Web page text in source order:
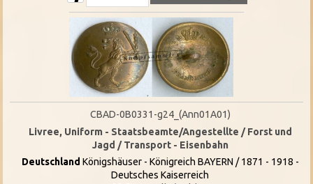
CBAD-0B0331-g24_(Ann01A01)
Livree, Uniform - Staatsbeamte/Angestellte / Forst und
Jagd / Transport - Eisenbahn
Deutschland Königshäuser - Königreich BAYERN / 1871 - 1918 -
Deutsches Kaiserreich